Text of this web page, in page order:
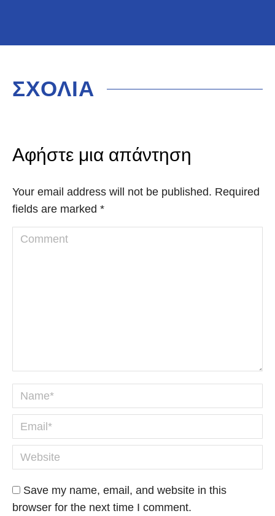
ΣΧΟΛΙΑ
Αφήστε μια απάντηση
Your email address will not be published. Required
fields are marked *
Comment
Name *
Email *
Website
Save my name, email, and website in this
browser for the next time I comment.